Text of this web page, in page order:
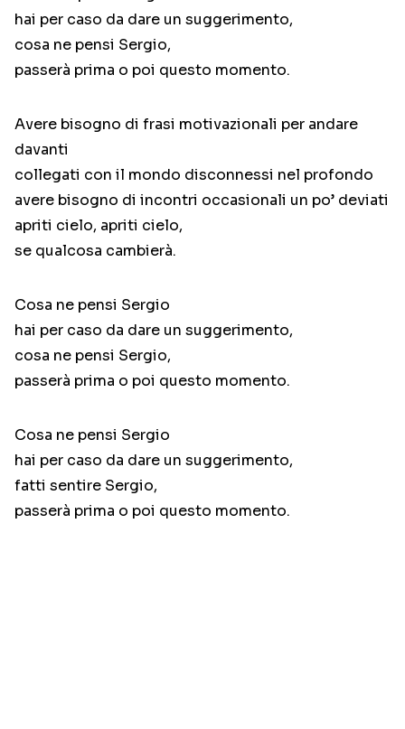
hai per caso da dare un suggerimento,
cosa ne pensi Sergio,
passerà prima o poi questo momento.
Avere bisogno di frasi motivazionali per andare
davanti
collegati con il mondo disconnessi nel profondo
avere bisogno di incontri occasionali un po’ deviati
apriti cielo, apriti cielo,
se qualcosa cambierà.
Cosa ne pensi Sergio
hai per caso da dare un suggerimento,
cosa ne pensi Sergio,
passerà prima o poi questo momento.
Cosa ne pensi Sergio
hai per caso da dare un suggerimento,
fatti sentire Sergio,
passerà prima o poi questo momento.